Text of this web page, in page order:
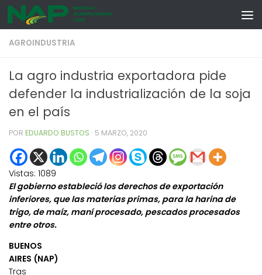
Skip to content
AGROINDUSTRIA
La agro industria exportadora pide
defender la industrialización de la soja
en el país
POR EDUARDO BUSTOS · 5 MARZO, 2020
Vistas: 1089
El gobierno estableció los derechos de exportación
inferiores, que las materias primas, para la harina de
trigo, de maíz, maní procesado, pescados procesados
entre otros.
BUENOS
AIRES (NAP)
Tras